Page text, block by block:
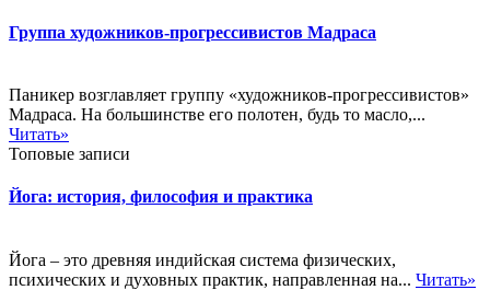
Группа художников-прогрессивистов Мадраса
Паникер возглавляет группу «художников-прогрессивистов»
Мадраса. На большинстве его полотен, будь то масло,...
Читать»
Топовые записи
Йога: история, философия и практика
Йога – это древняя индийская система физических,
психических и духовных практик, направленная на... Читать»